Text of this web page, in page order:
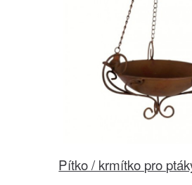
Pítko / krmítko pro